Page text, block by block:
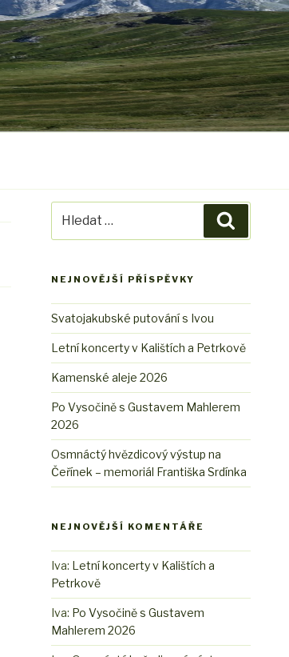
NEJNOVĚJŠÍ PŘÍSPĚVKY
Svatojakubské putování s Ivou
Letní koncerty v Kalištích a Petrkově
Kamenské aleje 2026
Po Vysočině s Gustavem Mahlerem
2026
Osmnáctý hvězdicový výstup na
Čeřínek – memoriál Františka Srdínka
NEJNOVĚJŠÍ KOMENTÁŘE
Iva: Letní koncerty v Kalištích a
Petrkově
Iva: Po Vysočině s Gustavem
Mahlerem 2026